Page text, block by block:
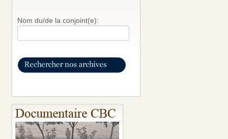
Nom du/de la conjoint(e):